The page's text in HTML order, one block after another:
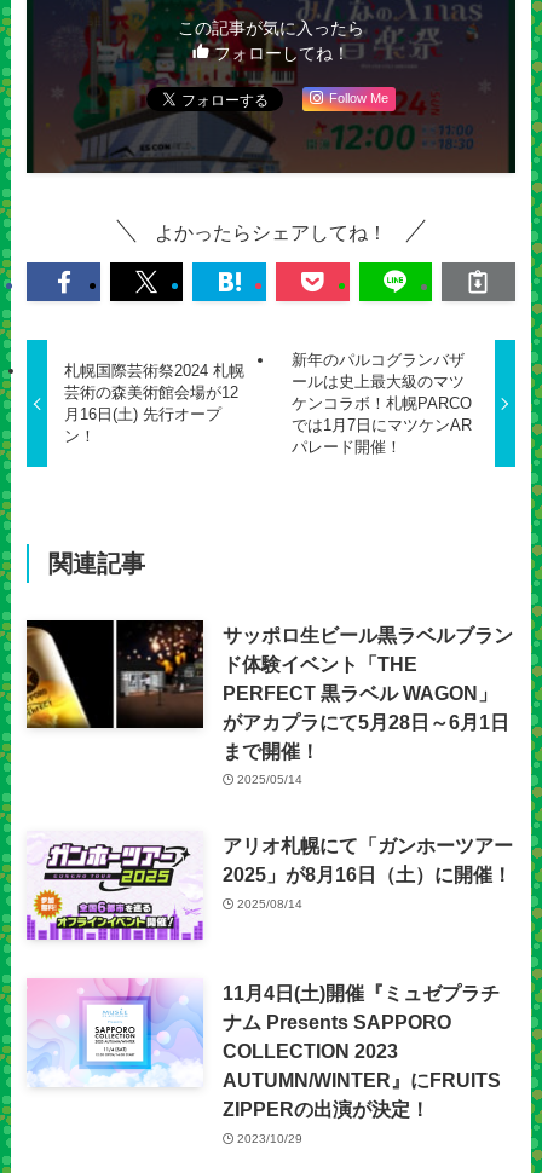
この記事が気に入ったら
フォローしてね！
Follow Me
よかったらシェアしてね！
札幌国際芸術祭2024 札幌
芸術の森美術館会場が12
月16日(土) 先行オープ
ン！
新年のパルコグランバザ
ールは史上最大級のマツ
ケンコラボ！札幌PARCO
では1月7日にマツケンAR
パレード開催！
関連記事
サッポロ生ビール黒ラベルブラン
ド体験イベント「THE
PERFECT 黒ラベル WAGON」
がアカプラにて5月28日～6月1日
まで開催！
2025/05/14
アリオ札幌にて「ガンホーツアー
2025」が8月16日（土）に開催！
2025/08/14
11月4日(土)開催『ミュゼプラチ
ナム Presents SAPPORO
COLLECTION 2023
AUTUMN/WINTER』にFRUITS
ZIPPERの出演が決定！
2023/10/29